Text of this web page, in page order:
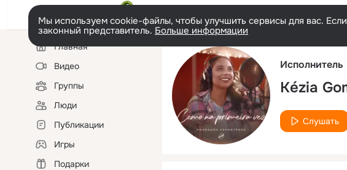
Мы используем cookie-файлы, чтобы улучшить сервисы для вас.
законный представитель. Больше информации
Левая
колонкаГлавная
Видео
Группы
Люди
Публикации
Игры
Подарки
Исполнитель
Kézia
Слушать